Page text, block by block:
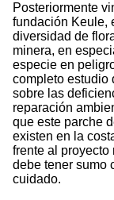
Posteriormente
fundación Keule,
diversidad de
minera, en
especie en
completo estudio
sobre las
reparación
que este parche
existen en la
frente al
debe tener sumo
cuidado.